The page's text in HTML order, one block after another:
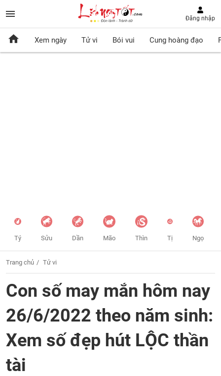
Đăng nhập
Xem ngày Tử vi Bói vui Cung hoàng đạo
Tý Sửu Dần Mão Thìn Tị Ngọ
Trang chủ Tử vi
Con số may mắn hôm nay
26/6/2022 theo năm sinh:
Xem số đẹp hút LỘC thần
tài